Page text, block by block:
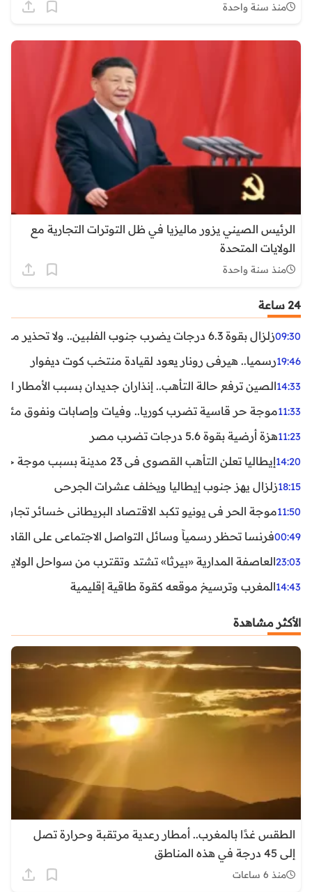
منذ سنة واحدة
الرئيس الصيني يزور ماليزيا في ظل التوترات التجارية مع
الولايات المتحدة
منذ سنة واحدة
24 ساعة
09:30زلزال بقوة 6.3 درجات يضرب جنوب الفلبين.. ولا تحذير من تسونامي حتى الآن
19:46رسميا.. هيرفي رونار يعود لقيادة منتخب كوت ديفوار
14:33الصين ترفع حالة التأهب.. إنذاران جديدان بسبب الأمطار
11:33موجة حر قاسية تضرب كوريا.. وفيات وإصابات ونفوق مئات
11:23هزة أرضية بقوة 5.6 درجات تضرب مصر
14:20إيطاليا تعلن التأهب القصوى في 23 مدينة بسبب موجة حر شديدة
18:15زلزال يهز جنوب إيطاليا ويخلف عشرات الجرحى
11:50موجة الحر في يونيو تكبد الاقتصاد البريطاني خسائر تجاوزت 1.5 مليار
00:49فرنسا تحظر رسمياً وسائل التواصل الاجتماعي على القاصرين
23:03العاصفة المدارية «بيرثا» تشتد وتقترب من سواحل
14:43المغرب وترسيخ موقعه كقوة طاقية إقليمية
الأكثر مشاهدة
الطقس غدًا بالمغرب.. أمطار رعدية مرتقبة وحرارة تصل
إلى 45 درجة في هذه المناطق
منذ 6 ساعات